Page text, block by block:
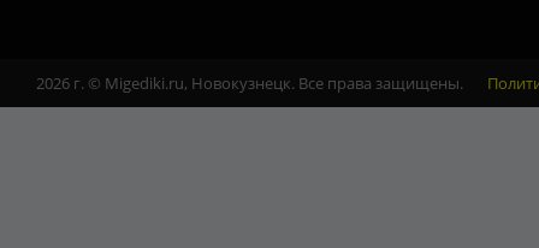
2026 г. © Migediki.ru, Новокузнецк. Все права защищены.